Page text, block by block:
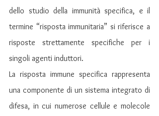
dello studio della immunità specifica, e il
termine “risposta immunitaria” si riferisce a
risposte strettamente specifiche per i
singoli agenti induttori.
La risposta immune specifica rappresenta
una componente di un sistema integrato di
difesa, in cui numerose cellule e molecole